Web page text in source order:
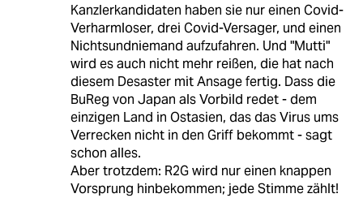
Kanzlerkandidaten haben sie nur einen Covid-
Verharmloser, drei Covid-Versager, und einen
Nichtsundniemand aufzufahren. Und "Mutti"
wird es auch nicht mehr reißen, die hat nach
diesem Desaster mit Ansage fertig. Dass die
BuReg von Japan als Vorbild redet - dem
einzigen Land in Ostasien, das das Virus ums
Verrecken nicht in den Griff bekommt - sagt
schon alles.
Aber trotzdem: R2G wird nur einen knappen
Vorsprung hinbekommen; jede Stimme zählt!